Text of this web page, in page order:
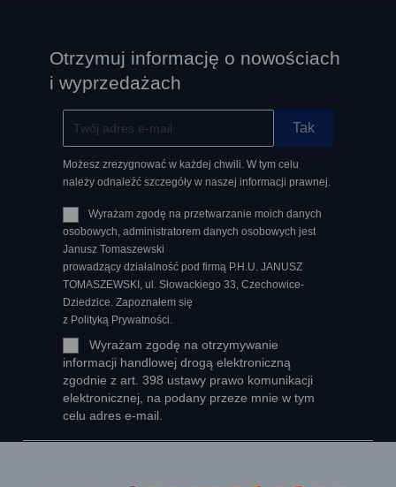
Otrzymuj informację o nowościach
i wyprzedażach
Możesz zrezygnować w każdej chwili. W tym celu
należy odnaleźć szczegóły w naszej informacji prawnej.
Wyrażam zgodę na przetwarzanie moich danych
osobowych, administratorem danych osobowych jest
Janusz Tomaszewski
prowadzący działalność pod firmą P.H.U. JANUSZ
TOMASZEWSKI, ul. Słowackiego 33, Czechowice-
Dziedzice. Zapoznałem się
z Polityką Prywatności.
Wyrażam zgodę na otrzymywanie
informacji handlowej drogą elektroniczną
zgodnie z art. 398 ustawy prawo komunikacji
elektronicznej, na podany przeze mnie w tym
celu adres e-mail.